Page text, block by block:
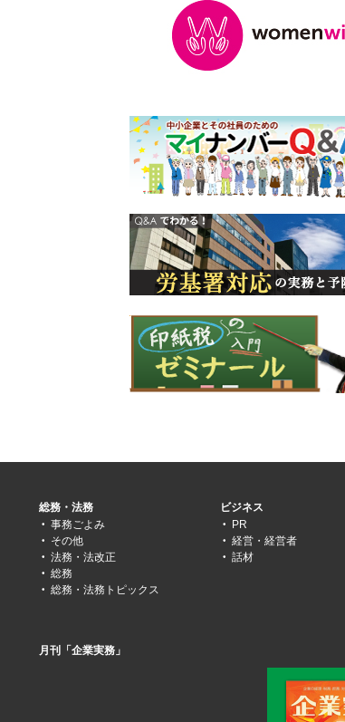
総務・法務
事務ごよみ
その他
法務・法改正
総務
総務・法務トピックス
ビジネス
PR
経営・経営者
話材
月刊「企業実務」